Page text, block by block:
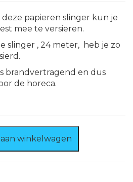
papieren slinger kun je
mee te versieren.
slinger , 24 meter, heb je zo
brandvertragend en dus
de horeca.
winkelwagen